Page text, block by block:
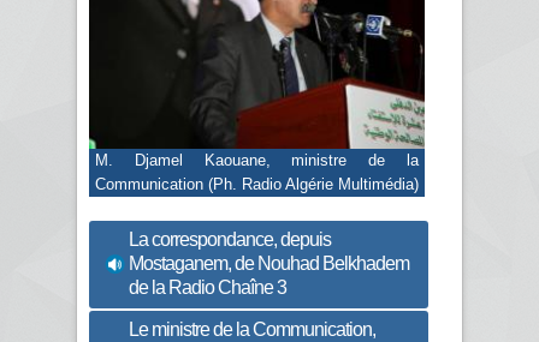
M. Djamel Kaouane, ministre de la
Communication (Ph. Radio Algérie Multimédia)
La correspondance, depuis
Mostaganem, de Nouhad Belkhadem
de la Radio Chaîne 3
Le ministre de la Communication,